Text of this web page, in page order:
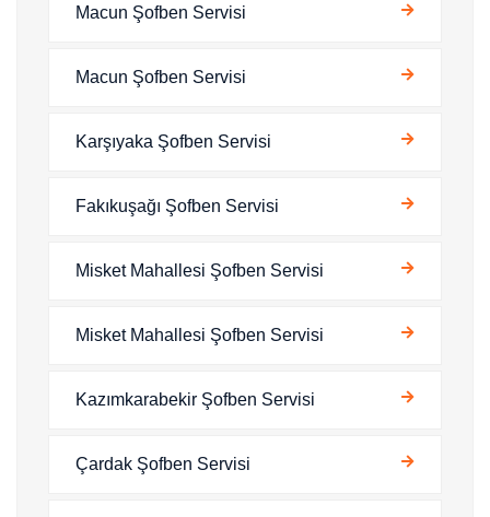
Macun Şofben Servisi
Macun Şofben Servisi
Karşıyaka Şofben Servisi
Fakıkuşağı Şofben Servisi
Misket Mahallesi Şofben Servisi
Misket Mahallesi Şofben Servisi
Kazımkarabekir Şofben Servisi
Çardak Şofben Servisi